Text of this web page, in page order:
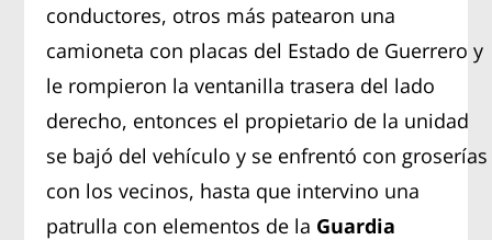
conductores, otros más patearon una
camioneta con placas del Estado de Guerrero y
le rompieron la ventanilla trasera del lado
derecho, entonces el propietario de la unidad
se bajó del vehículo y se enfrentó con groserías
con los vecinos, hasta que intervino una
patrulla con elementos de la Guardia